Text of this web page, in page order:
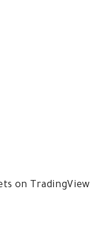
on TradingView